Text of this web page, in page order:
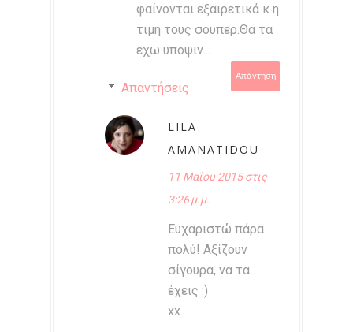
φαίνονται εξαιρετικά κ η
τιμη τους σουπερ.Θα τα
εχω υποψιν...
Απάντηση
Απαντήσεις
LILA
AMANATIDOU
11 Μαΐου 2015 στις
3:26 μ.μ.
Ευχαριστώ πάρα
πολύ! Αξίζουν
σίγουρα, να τα
έχεις :)
xx